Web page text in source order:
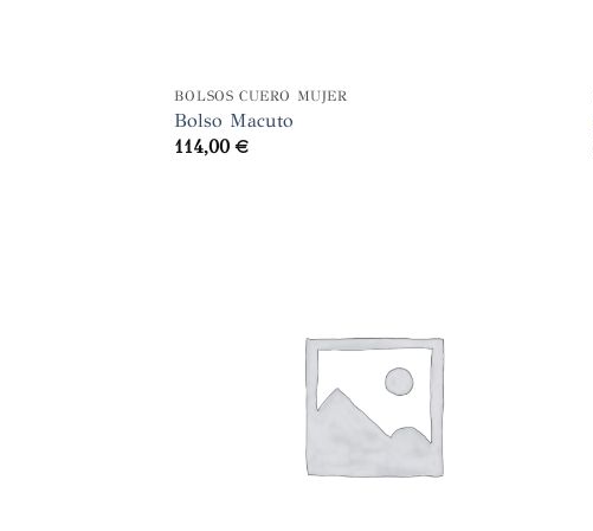
BOLSOS CUERO MUJER
Bolso Macuto
114,00 €